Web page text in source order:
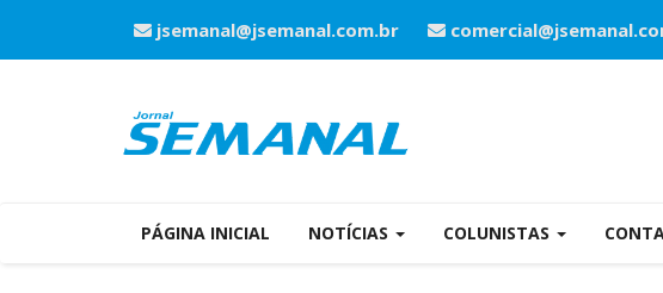
jsemanal@jsemanal.com.br
PÁGINA INICIAL NOTÍCIAS COLUNISTAS